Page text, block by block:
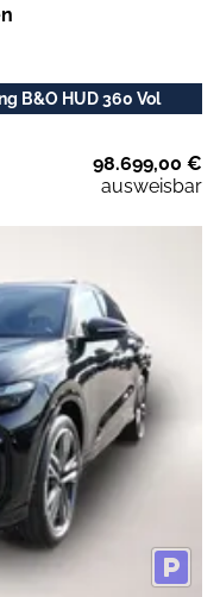
B&O HUD 360 Vol
98.699,00 €
ausweisbar